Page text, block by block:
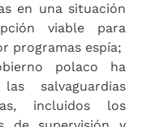
en una situación
viable para
programas espía;
polaco ha
salvaguardias
incluidos los